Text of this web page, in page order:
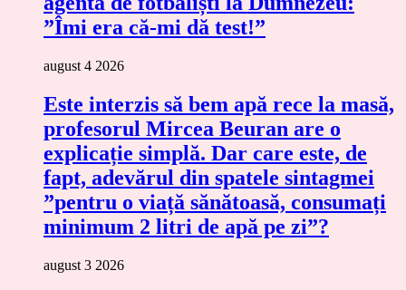
”Îmi era că-mi dă test!”
august 4 2026
Este interzis să bem apă rece la masă,
profesorul Mircea Beuran are o
explicație simplă. Dar care este, de
fapt, adevărul din spatele sintagmei
”pentru o viață sănătoasă, consumați
minimum 2 litri de apă pe zi”?
august 3 2026